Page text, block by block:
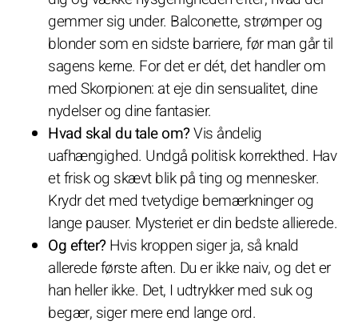
gemmer sig under. Balconette, strømper og
blonder som en sidste barriere, før man går til
sagens kerne. For det er dét, det handler om
med Skorpionen: at eje din sensualitet, dine
nydelser og dine fantasier.
Hvad skal du tale om?Vis åndelig
uafhængighed. Undgå politisk korrekthed. Hav
et frisk og skævt blik på ting og mennesker.
Krydr det med tvetydige bemærkninger og
lange pauser. Mysteriet er din bedste allierede.
Og efter?Hvis kroppen siger ja, så knald
allerede første aften. Du er ikke naiv, og det er
han heller ikke. Det, I udtrykker med suk og
begær, siger mere end lange ord.